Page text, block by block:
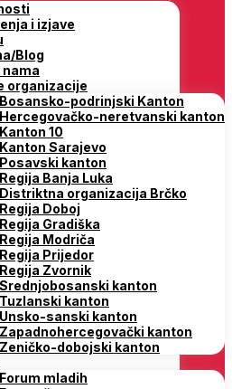
i izjave
Blog
nama
organizacije
Bosansko-podrinjski Kanton
Hercegovačko-neretvanski kanton
Kanton 10
Kanton Sarajevo
Posavski kanton
Regija Banja Luka
Distriktna organizacija Brčko
Regija Doboj
Regija Gradiška
Regija Modriča
Regija Prijedor
Regija Zvornik
Srednjobosanski kanton
Tuzlanski kanton
Unsko-sanski kanton
Zapadnohercegovački kanton
Zeničko-dobojski kanton
Forum mladih